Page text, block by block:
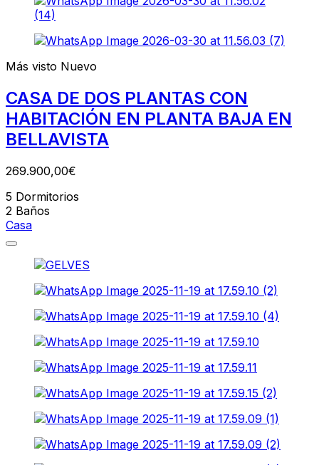
Más visto Nuevo
CASA DE DOS PLANTAS CON
HABITACIÓN EN PLANTA BAJA EN
BELLAVISTA
269.900,00€
5 Dormitorios
2 Baños
Casa